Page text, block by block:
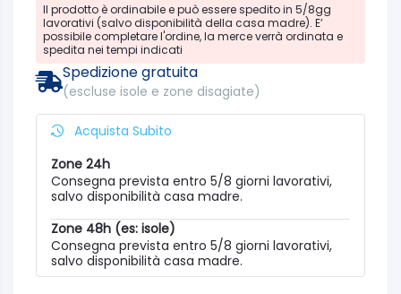
Il prodotto è ordinabile e può essere spedito in 5/8gg
lavorativi (salvo disponibilità della casa madre). E’
possibile completare l'ordine, la merce verrà ordinata e
spedita nei tempi indicati
Spedizione gratuita
(escluse isole e zone disagiate)
Acquista Subito
Zone 24h
Consegna prevista entro 5/8 giorni lavorativi,
salvo disponibilità casa madre.
Zone 48h (es: isole)
Consegna prevista entro 5/8 giorni lavorativi,
salvo disponibilità casa madre.